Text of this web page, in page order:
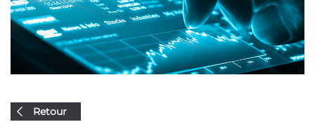
Retour